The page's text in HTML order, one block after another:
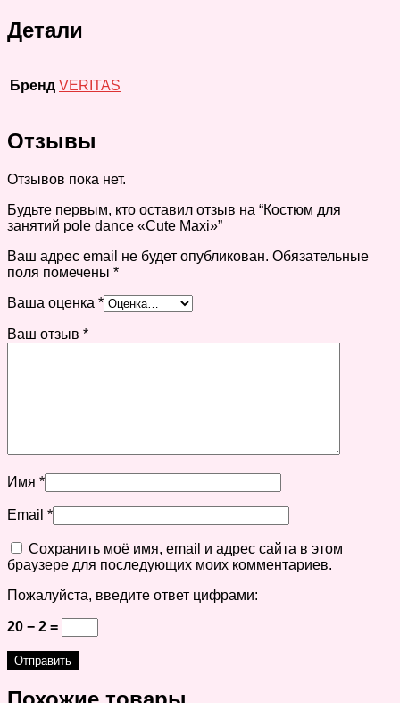
Детали
Бренд VERITAS
Отзывы
Отзывов пока нет.
Будьте первым, кто оставил отзыв на “Костюм для
занятий pole dance «Cute Maxi»”
Ваш адрес email не будет опубликован. Обязательные
поля помечены *
Ваша оценка *
Ваш отзыв *
Имя *
Email *
Сохранить моё имя, email и адрес сайта в этом
браузере для последующих моих комментариев.
Пожалуйста, введите ответ цифрами:
20 − 2 =